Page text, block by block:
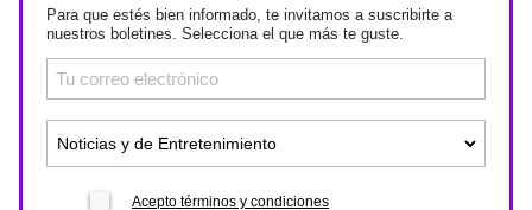
Para que estés bien informado, te invitamos a suscribirte a
nuestros boletines. Selecciona el que más te guste.
Acepto términos y condiciones